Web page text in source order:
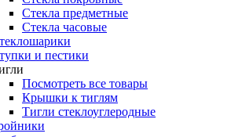
Стекла предметные
Стекла часовые
и пестики
Посмотреть все товары
Крышки к тиглям
Тигли стеклоуглеродные